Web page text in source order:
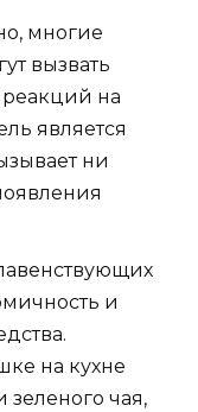
многие
вызвать
на
является
ни
и
на кухне
зеленого чая,